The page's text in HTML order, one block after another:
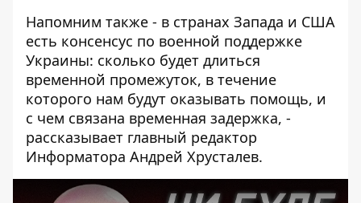
Напомним также - в странах Запада и США
есть консенсус по военной поддержке
Украины: сколько будет длиться
временной промежуток, в течение
которого нам будут оказывать помощь, и
с чем связана временная задержка, -
рассказывает главный редактор
Информатора Андрей Хрусталев.